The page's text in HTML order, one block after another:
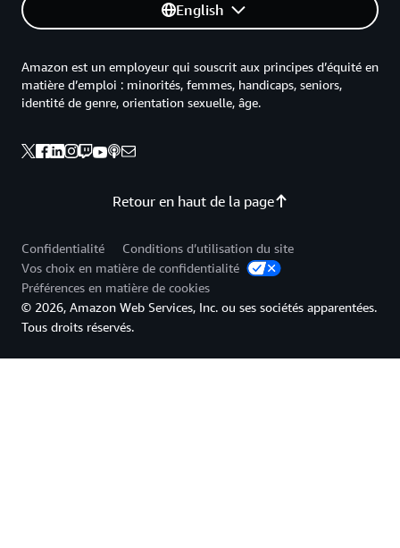
English
Retour en haut de la page
Amazon est un employeur qui souscrit aux principes d’équité en
matière d’emploi : minorités, femmes, handicaps, seniors,
identité de genre, orientation sexuelle, âge.
Confidentialité
Conditions d’utilisation du site
Vos choix en matière de confidentialité
Préférences en matière de cookies
© 2026, Amazon Web Services, Inc. ou ses sociétés apparentées.
Tous droits réservés.